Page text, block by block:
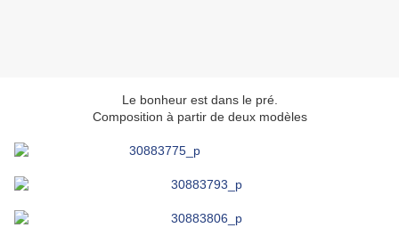
Le bonheur est dans le pré.
Composition à partir de deux modèles